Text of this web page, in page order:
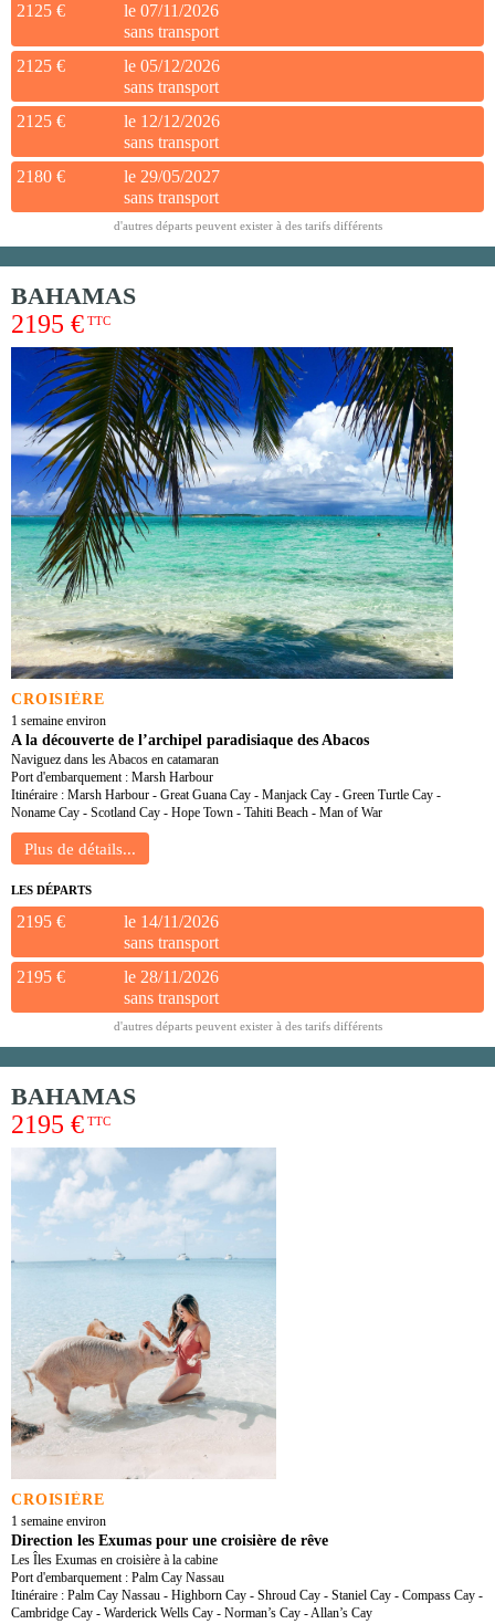
2125 €
le 07/11/2026
sans transport
2125 €
le 05/12/2026
sans transport
2125 €
le 12/12/2026
sans transport
2180 €
le 29/05/2027
sans transport
d'autres départs peuvent exister à des tarifs différents
BAHAMAS
2195 € TTC
CROISIÈRE
1 semaine environ
A la découverte de l’archipel paradisiaque des Abacos
Naviguez dans les Abacos en catamaran
Port d'embarquement : Marsh Harbour
Itinéraire : Marsh Harbour - Great Guana Cay - Manjack Cay - Green Turtle Cay -
Noname Cay - Scotland Cay - Hope Town - Tahiti Beach - Man of War
LES DÉPARTS
2195 €
le 14/11/2026
sans transport
2195 €
le 28/11/2026
sans transport
d'autres départs peuvent exister à des tarifs différents
BAHAMAS
2195 € TTC
CROISIÈRE
1 semaine environ
Direction les Exumas pour une croisière de rêve
Les Îles Exumas en croisière à la cabine
Port d'embarquement : Palm Cay Nassau
Itinéraire : Palm Cay Nassau - Highborn Cay - Shroud Cay - Staniel Cay - Compass Cay -
Cambridge Cay - Warderick Wells Cay - Norman’s Cay - Allan’s Cay